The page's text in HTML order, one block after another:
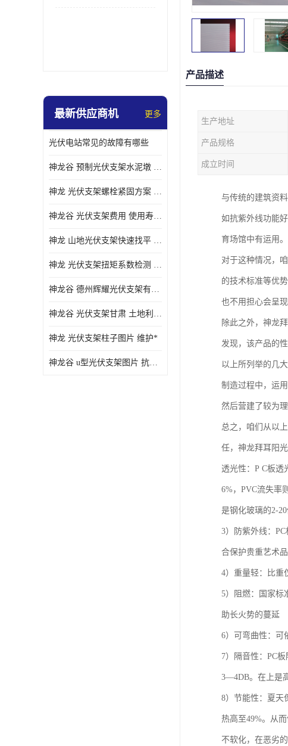
最新供应商机 更多
光伏电站常见的故障有哪些
神龙谷 预制光伏支架水泥墩 抗震性能优
神龙 光伏支架螺栓紧固方案 土地利用率高
神龙谷 光伏支架费用 使用寿命长
神龙 山地光伏支架快速找平 抗风耐压
神龙 光伏支架扭矩系数检测 适应性强
神龙谷 德州辉耀光伏支架有限公司 材质多样
神龙谷 光伏支架甘肃 土地利用率高
神龙 光伏支架柱子图片 维护*
神龙谷 u型光伏支架图片 抗紫外线
产品描述
生产地址
产品规格
成立时间
与传统的建筑资
如抗紫外线功能
育场馆中有运用。
对于这种情况，
的技术标准等优
也不用担心会呈
除此之外，神龙
发现，该产品的
以上所列举的几
制造过程中，运
然后营建了较为
总之，咱们从以
任，神龙拜耳阳
透光性：P C板透
6%，PVC流失率
是钢化玻璃的2-
3）防紫外线：
合保护贵重艺术
4）重量轻：比重
5）阻燃：国家标
助长火势的蔓延
6）可弯曲性：可
7）隔音性：PC
3—4DB。在上是
8）节能性：夏天
热高至49%。从
不软化，在恶劣